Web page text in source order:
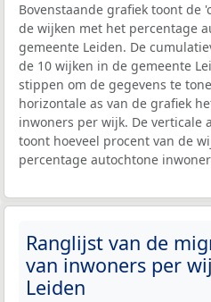
Bovenstaande grafiek toont de
de wijken met het percentage
gemeente Leiden. De
de 10 wijken in de gemeente
stippen om de gegevens te
horizontale as van de grafiek
inwoners per wijk. De verticale
toont hoeveel procent van de
percentage autochtone
Ranglijst van de
van inwoners per
Leiden